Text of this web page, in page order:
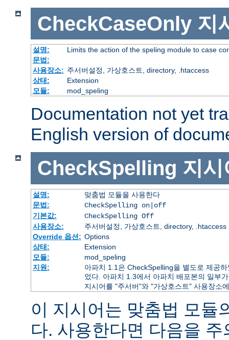
CheckCaseOnly 지
설명:
Limits the action of the speling module to case
문법:
사용장소: 주서버설정, 가상호스트, directory, .htaccess
상태:
Extension
모듈:
mod_speling
Documentation not yet
English version of
CheckSpelling 지시
설명:
맞춤법 모듈을 사용한다
문법:
CheckSpelling on|off
기본값:
CheckSpelling Off
사용장소:
주서버설정, 가상호스트, directory, .htaccess
Override 옵션: Options
상태:
Extension
모듈:
mod_speling
지원:
아파치 1.1은 CheckSpelling을 별도로 제공
었다. 아파치 1.3에서 아파치 배포본의 일부
지시어를 "주서버"와 "가상호스트" 사용장소
이 지시어는 맞춤법 모듈
다. 사용한다면 다음을 주